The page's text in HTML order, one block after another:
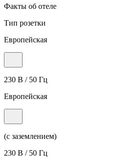
Факты об отеле
Тип розетки
Европейская
230 В / 50 Гц
Европейская
(с заземлением)
230 В / 50 Гц